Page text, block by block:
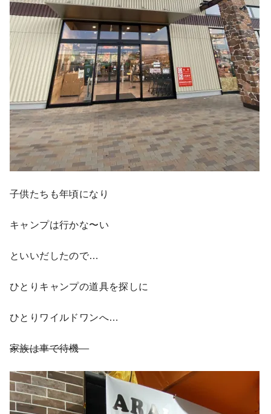
子供たちも年頃になり
キャンプは行かな〜い
といいだしたので…
ひとりキャンプの道具を探しに
ひとりワイルドワンへ…
家族は車で待機